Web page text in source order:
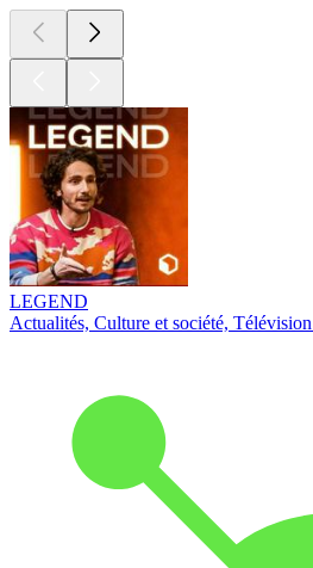
LEGEND
Actualités, Culture et société,